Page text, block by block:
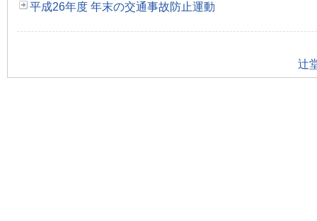
平成26年度 年末の交通事故防止運動
辻